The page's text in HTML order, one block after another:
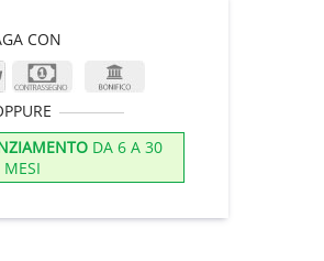
CON
DA 6 A 30
MESI